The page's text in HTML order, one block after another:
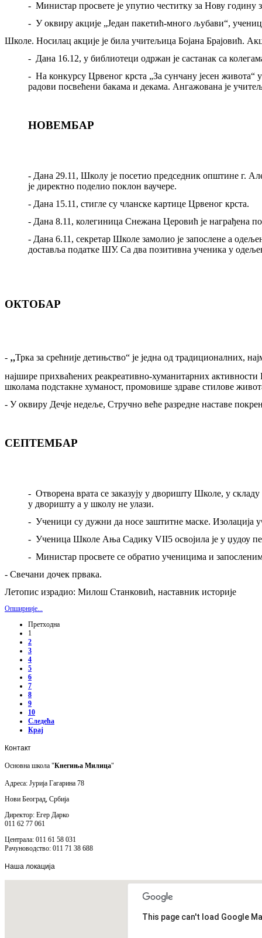
- Министар просвете је упутио честитку за Нову
- У оквиру акције „Један пакетић-много љубави“,
Школе. Носилац акције је била учитељица Бојана Брајовић.
- Дана 16.12, у библиотеци одржан је састанак са
- На конкурсу Црвеног крста „За сунчану јесен живота“
радови посвећени бакама и декама. Ангажована је
НОВЕМБАР
- Дана 29.11, Школу је посетио председник општине г.
је директно поделио поклон ваучере.
- Дана 15.11, стигле су чланске картице Црвеног крста.
- Дана 8.11, колегиница Снежана Церовић је награђена
- Дана 6.11, секретар Школе замолио је запослене а
доставља податке ШУ. Са два позитивна ученика у
ОКТОБАР
- „Трка за срећније детињство“ је једна од традиционалних,
најшире прихваћених реакреативно-хуманитарних
школама подстакне хуманост, промовише здраве стилове
- У оквиру Дечје недеље, Стручно веће разредне наставе
СЕПТЕМБАР
- Отворена врата се заказују у дворишту Школе, у
у дворишту а у школу не улази.
- Ученици су дужни да носе заштитне маске. Изолација
- Ученица Школе Ања Садику VII5 освојила је у џудоу
- Министар просвете се обратио ученицима и
- Свечани дочек првака.
Летопис израдио: Милош Станковић, наставник историје
Опширније...
Претходна
1
2
3
4
5
6
7
8
9
10
Следећа
Крај
Контакт
Основна школа "Кнегиња Милица"
Адреса: Јурија Гагарина 78
Нови Београд, Србија
Директор: Егер Дарко
011 62 77 061
Централа: 011 61 58 031
Рачуноводство: 011 71 38 688
Наша локација
This page can't load Google